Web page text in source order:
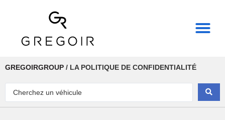
GREGOIRGROUP / LA POLITIQUE DE CONFIDENTIALITÉ